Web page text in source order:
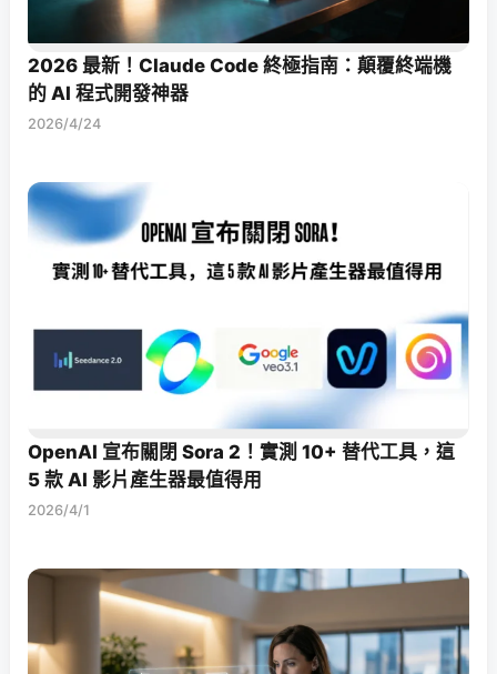
2026 最新！Claude Code 終極指南：顛覆終端機
的 AI 程式開發神器
2026/4/24
OpenAI 宣布關閉 Sora 2！實測 10+ 替代工具，這
5 款 AI 影片產生器最值得用
2026/4/1